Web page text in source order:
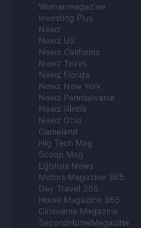
Womanmagazine
Investing Plus
Newz
Newz US
Newz California
Newz Texas
Newz Florida
Newz New York
Newz Pennsylvania
Newz Illinois
Newz Ohio
Gameland
Hig Tech Mag
Scoop Mag
Lgbtqia News
Motors Magazine 365
Day Travel 365
Home Magazine 365
Cineverse Magazine
SecondHomeMagazine